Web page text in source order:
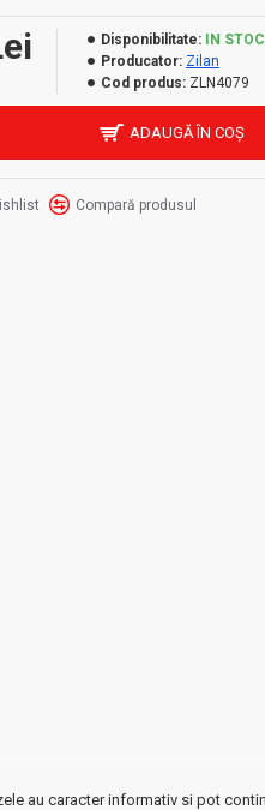
Disponibilitate:
IN
Producator: Zilan
Cod produs: ZLN4079
ADAUGĂ ÎN COŞ
Compară produsul
au caracter informativ si pot